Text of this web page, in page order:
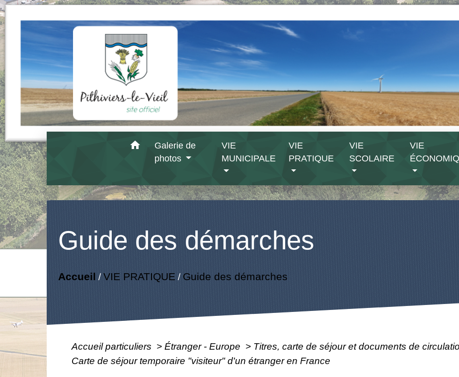
home
Galerie de
photos
VIE
MUNICIPALE
VIE
PRATIQUE
VIE
SCOLAIRE
VIE
Guide des démarches
Accueil /VIE PRATIQUE/ Guide des démarches
Accueil particuliers > Étranger - Europe > Titres, carte de séjour et documents de
Carte de séjour temporaire "visiteur" d'un étranger en France